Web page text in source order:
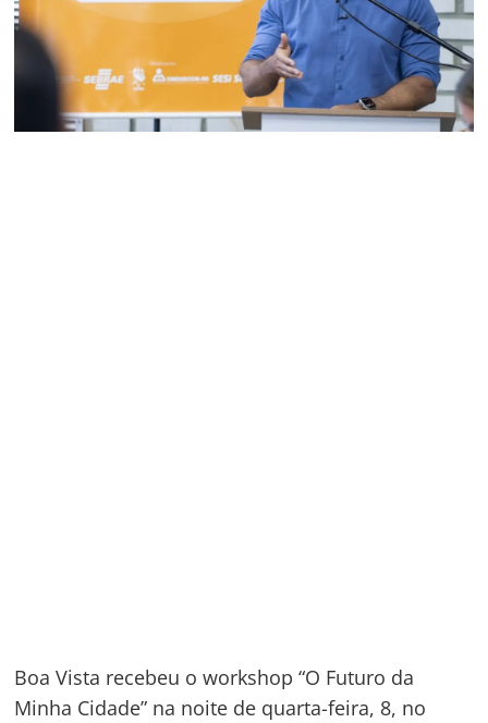
Boa Vista recebeu o workshop “O Futuro da
Minha Cidade” na noite de quarta-feira, 8, no